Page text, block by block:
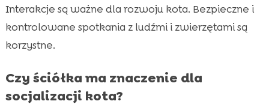
Interakcje są ważne dla rozwoju kota. Bezpieczne i
kontrolowane spotkania z ludźmi i zwierzętami są
korzystne.
Czy ściółka ma znaczenie dla
socjalizacji kota?